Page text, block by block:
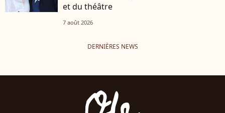
et du théâtre
7 août 2026
DERNIÈRES NEWS